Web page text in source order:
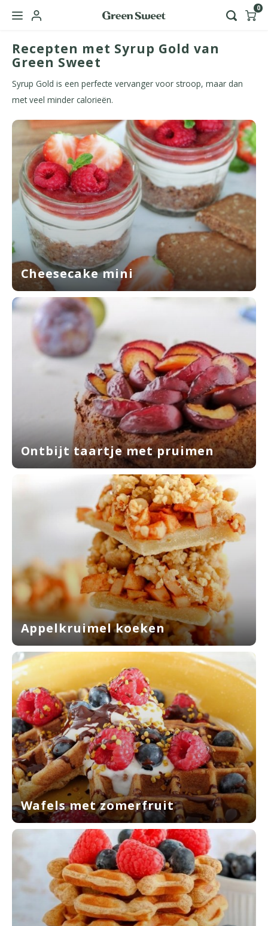
Hoofdmenu / green sweet zakelijk
English
0
Recepten met Syrup Gold van
Green Sweet
Syrup Gold is een perfecte vervanger voor stroop, maar dan
met veel minder calorieën.
Cheesecake mini
Ontbijt taartje met pruimen
Appelkruimel koeken
Wafels met zomerfruit